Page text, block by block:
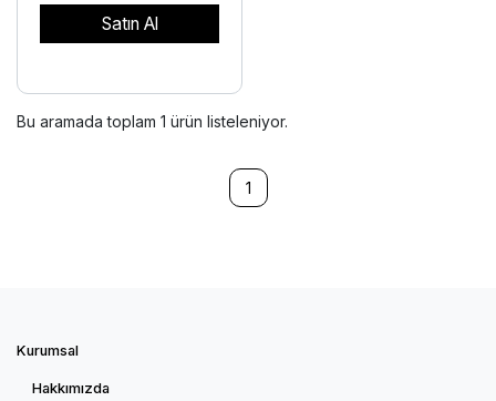
Satın Al
Bu aramada toplam 1 ürün listeleniyor.
1
Kurumsal
Hakkımızda